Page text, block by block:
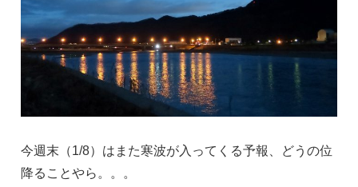
今週末（1/8）はまた寒波が入ってくる予報、どうの位
降ることやら。。。